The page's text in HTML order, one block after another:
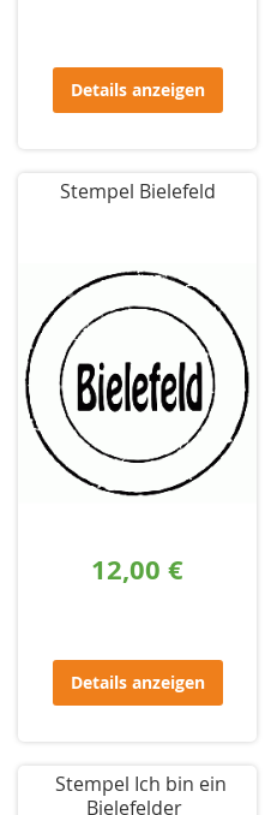
Details anzeigen
Stempel Bielefeld
12,00 €
Details anzeigen
Stempel Ich bin ein
Bielefelder